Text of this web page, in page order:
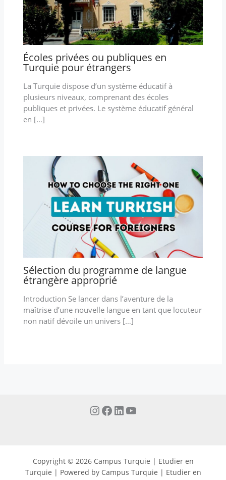
Écoles privées ou publiques en
Turquie pour étrangers
La Turquie dispose d’un système éducatif à
plusieurs niveaux, comprenant des écoles
publiques et privées. Le système éducatif général
en […]
Sélection du programme de langue
étrangère approprié
Introduction Se lancer dans l’aventure de la
maîtrise d’une nouvelle langue en tant que locuteur
non natif dévoile un univers […]
Copyright © 2026 Campus Turquie | Etudier en
Turquie | Powered by Campus Turquie | Etudier en